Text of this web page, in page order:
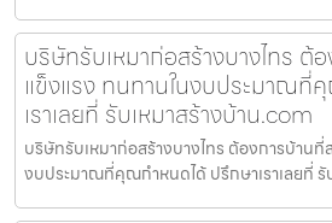
บริษัทรับเหมาก่อสร้างบางไทร ต้
แข็งแรง ทนทานในงบประมาณที่
เราเลยที่ รับเหมาสร้างบ้าน.com
บริษัทรับเหมาก่อสร้างบางไทร ต้องการบ้าน
งบประมาณที่คุณกำหนดได้ ปรึกษาเราเลยที่ รั